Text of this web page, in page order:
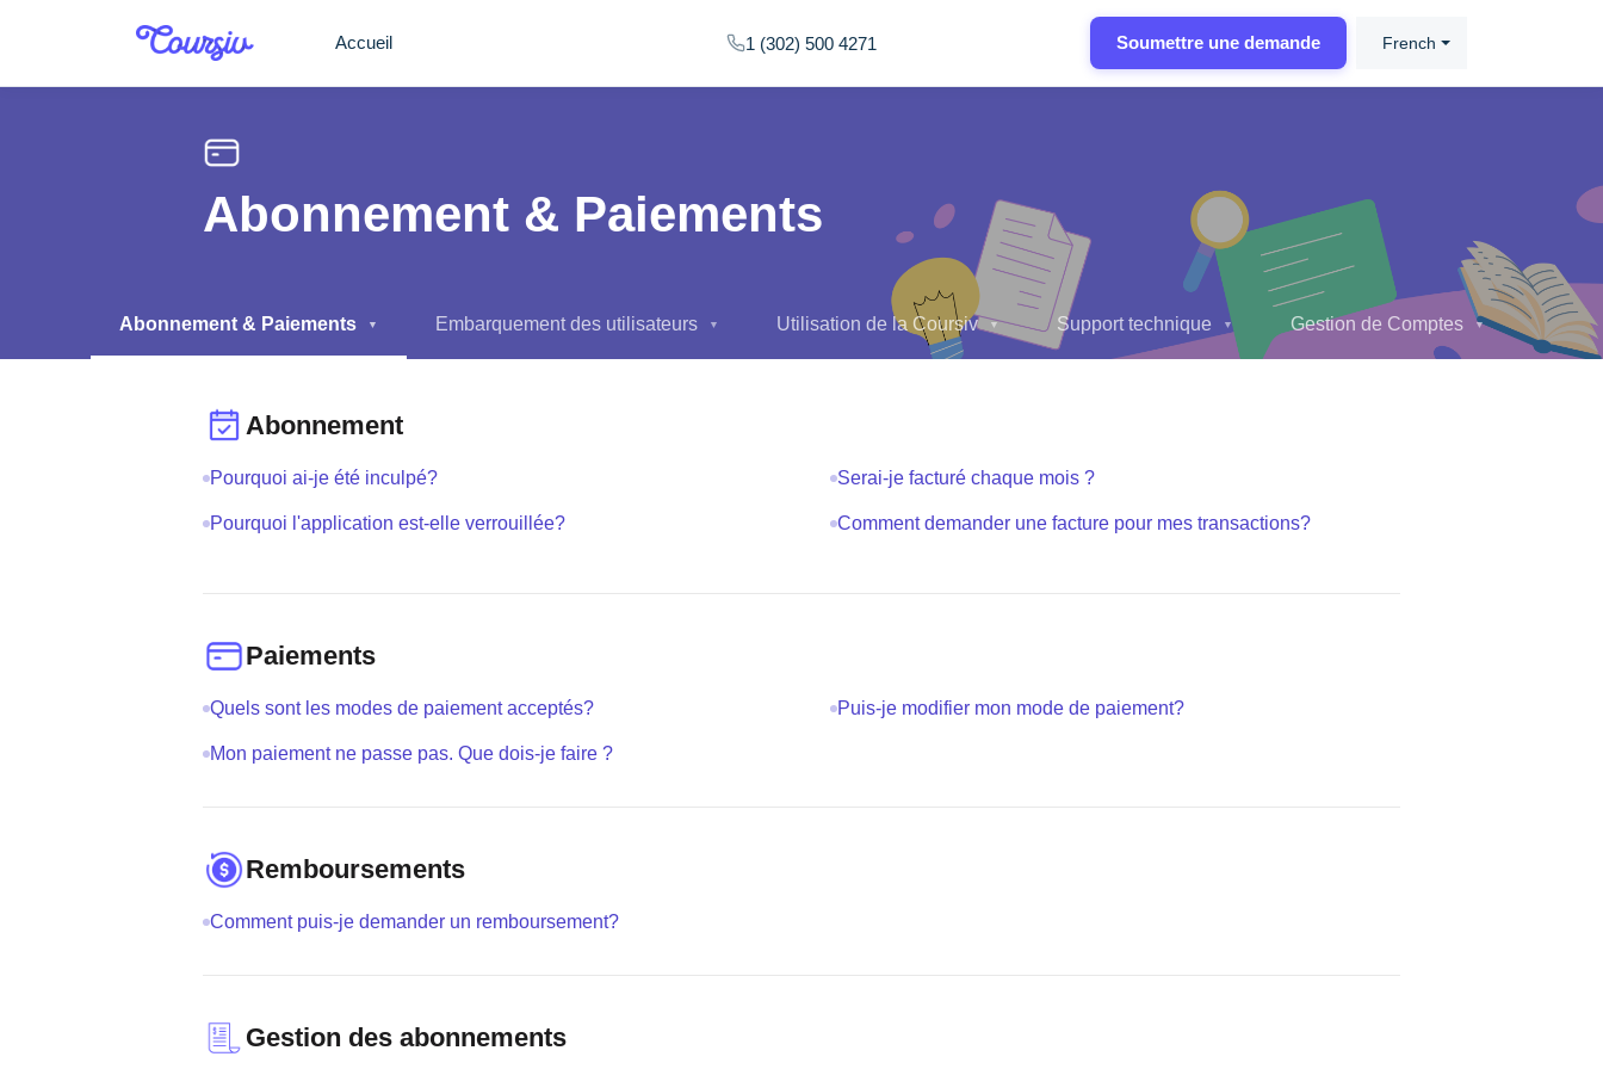
Accueil
Soumettre une demande
1 (302) 500 4271 French
Abonnement & Paiements
Abonnement & Paiements ▼ Embarquement des utilisateurs ▼ Utilisation de la Coursiv ▼ Support technique ▼ Gestion de Comptes ▼
Abonnement
Pourquoi ai-je été inculpé?
Pourquoi l'application est-elle verrouillée?
Serai-je facturé chaque mois ?
Comment demander une facture pour mes transactions?
Paiements
Quels sont les modes de paiement acceptés?
Mon paiement ne passe pas. Que dois-je faire ?
Puis-je modifier mon mode de paiement?
Remboursements
Comment puis-je demander un remboursement?
Gestion des abonnements